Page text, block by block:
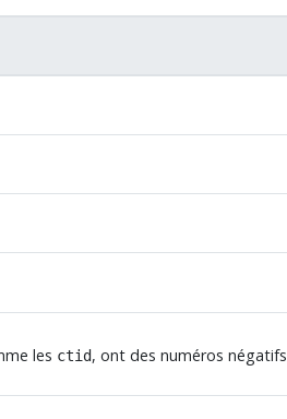
les ctid, ont des numéros négatifs